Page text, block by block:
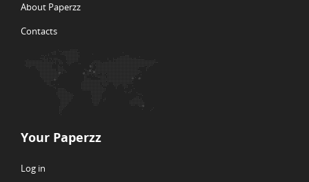
About Paperzz
Contacts
Your Paperzz
Log in